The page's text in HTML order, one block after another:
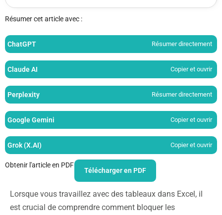
Résumer cet article avec :
ChatGPT Résumer directement
Claude AI Copier et ouvrir
Perplexity Résumer directement
Google Gemini Copier et ouvrir
Grok (X.AI) Copier et ouvrir
Obtenir l'article en PDF
Télécharger en PDF
Lorsque vous travaillez avec des tableaux dans Excel, il
est crucial de comprendre comment bloquer les